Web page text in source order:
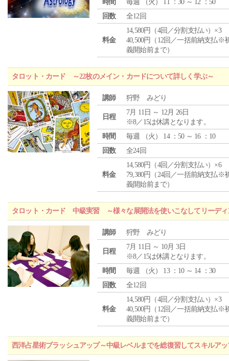
時間
毎週 （火 ） 11 ：30 ～ 12 ：50
回数
全12回
料金
14,580円（4回／分割支払い）×3
40,500円（12回／一括前納支払※
義開始前まで）
タロット・カード ～22枚のメイン・カードについて詳しく学ぶ～
講師 狩野 みどり
日程
7月 11日 ～ 12月 26日
※8／15は休講となります。
時間
毎週 （火 ） 14 ：50 ～ 16 ：10
回数
全24回
料金
14,580円（4回／分割支払い）×6
79,380円（24回／一括前納支払※
義開始前まで）
タロット・カード 中級実習 ～様々な展開法を使いこなしてリーディ
講師 狩野 みどり
日程
7月 11日 ～ 10月 3日
※8／15は休講となります。
時間
毎週 （火 ） 13 ：10 ～ 14 ：30
回数
全12回
料金
14,580円（4回／分割支払い）×3
40,500円（12回／一括前納支払※
義開始前まで）
西洋占星術ブラッシュアップ～中級レベルまでを総復習してスキルア